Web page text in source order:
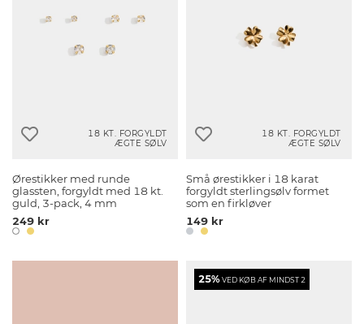
18 KT. FORGYLDT
ÆGTE SØLV
Ørestikker med runde
glassten, forgyldt med 18 kt.
guld, 3-pack, 4 mm
249 kr
18 KT. FORGYLDT
ÆGTE SØLV
Små ørestikker i 18 karat
forgyldt sterlingsølv formet
som en firkløver
149 kr
25%VED KØB AF MINDST 2